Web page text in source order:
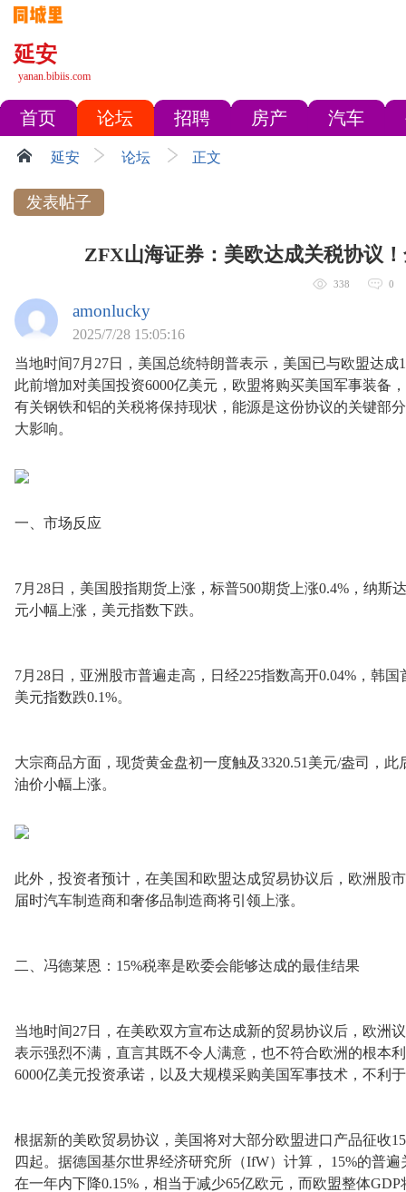
延安
yanan.bibiis.com
首页 论坛 招聘 房产 汽车
延安 论坛 正文
发表帖子
ZFX山海证券：美欧达成关税协议
338 0
amonlucky
2025/7/28 15:05:16
当地时间7月27日，美国总统特朗普表示，美国已与欧盟达
此前增加对美国投资6000亿美元，欧盟将购买美国军事装备
有关钢铁和铝的关税将保持现状，能源是这份协议的关键部
大影响。
一、市场反应
7月28日，美国股指期货上涨，标普500期货上涨0.4%，纳斯
元小幅上涨，美元指数下跌。
7月28日，亚洲股市普遍走高，日经225指数高开0.04%，韩
美元指数跌0.1%。
大宗商品方面，现货黄金盘初一度触及3320.51美元/盎司，
油价小幅上涨。
此外，投资者预计，在美国和欧盟达成贸易协议后，欧洲股
届时汽车制造商和奢侈品制造商将引领上涨。
二、冯德莱恩：15%税率是欧委会能够达成的最佳结果
当地时间27日，在美欧双方宣布达成新的贸易协议后，欧洲
表示强烈不满，直言其既不令人满意，也不符合欧洲的根本
6000亿美元投资承诺，以及大规模采购美国军事技术，不利
根据新的美欧贸易协议，美国将对大部分欧盟进口产品征收
四起。据德国基尔世界经济研究所（IfW）计算， 15%的普
在一年内下降0.15%，相当于减少65亿欧元，而欧盟整体GDP